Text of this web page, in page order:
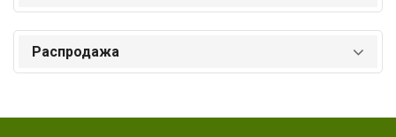
Распродажа